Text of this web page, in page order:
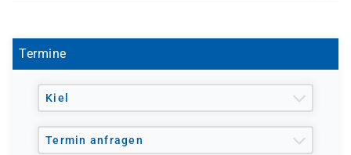
Termine
Kiel
Termin anfragen